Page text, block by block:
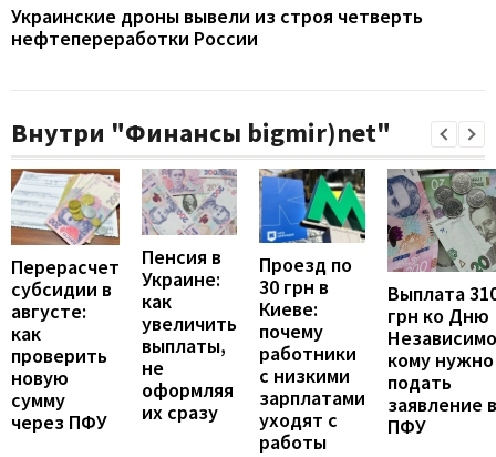
Украинские дроны вывели из строя четверть
нефтепереработки России
Внутри "Финансы bigmir)net"
Перерасчет
субсидии в
августе:
как
проверить
новую
сумму
через ПФУ
Пенсия в
Украине:
как
увеличить
выплаты,
не
оформляя
их сразу
Проезд по
30 грн в
Киеве:
почему
работники
с низкими
зарплатами
уходят с
работы
Выплата
грн ко Дню
кому нужно
подать
заявление в
ПФУ